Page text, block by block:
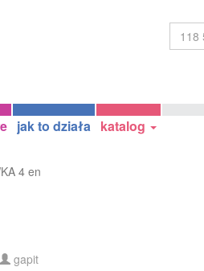
jak to działa katalog
4 en
gapit